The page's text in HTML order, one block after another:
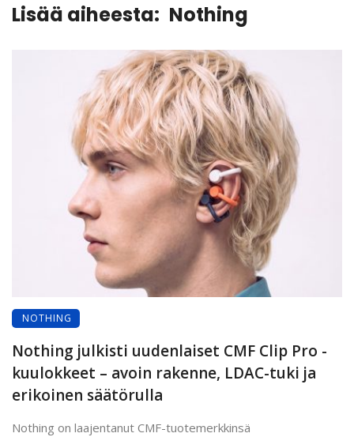
Lisää aiheesta: Nothing
NOTHING
Nothing julkisti uudenlaiset CMF Clip Pro -
kuulokkeet – avoin rakenne, LDAC-tuki ja
erikoinen säätörulla
Nothing on laajentanut CMF-tuotemerkkinsä